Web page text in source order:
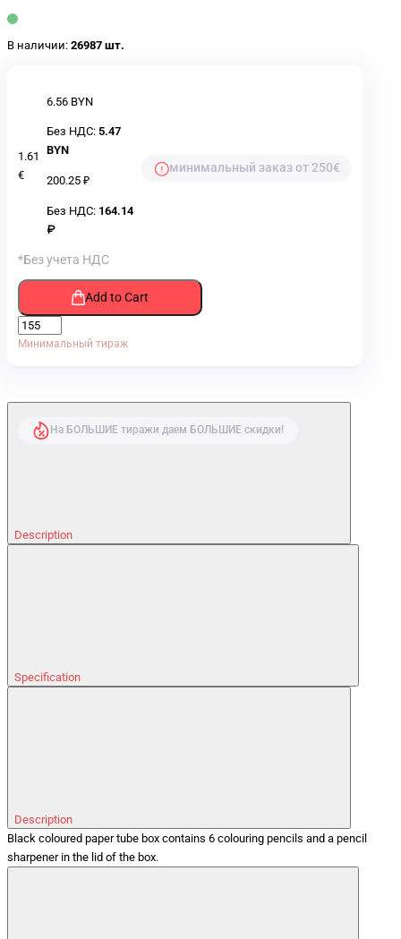
В наличии: 26987 шт.
1.61
€
6.56 BYN
Без НДС:5.47
BYN
200.25 ₽
Без НДС: 164.14
₽
минимальный заказ от 250€
*Без учета НДС
Add to Cart
Минимальный тираж
На БОЛЬШИЕ тиражи даем БОЛЬШИЕ скидки!
Description
Specification
Description
Black coloured paper tube box contains 6 colouring pencils and a pencil
sharpener in the lid of the box.